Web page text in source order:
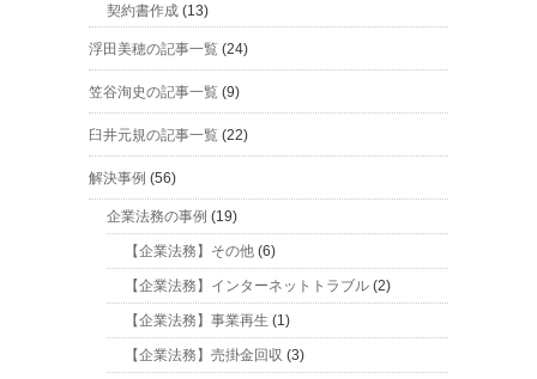
契約書作成 (13)
浮田美穂の記事一覧 (24)
笠谷洵史の記事一覧 (9)
臼井元規の記事一覧 (22)
解決事例 (56)
企業法務の事例 (19)
【企業法務】その他 (6)
【企業法務】インターネットトラブル (2)
【企業法務】事業再生 (1)
【企業法務】売掛金回収 (3)